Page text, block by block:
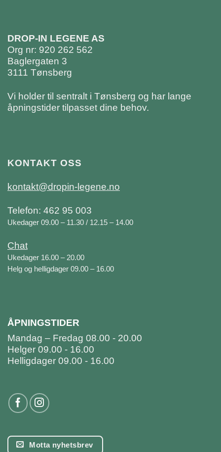
DROP-IN LEGENE AS
Org nr: 920 262 562
Baglergaten 3
3111 Tønsberg
Vi holder til sentralt i Tønsberg og har lange
åpningstider tilpasset dine behov.
KONTAKT OSS
kontakt@dropin-legene.no
Telefon: 462 95 003
Ukedager 09.00 – 11.30 / 12.15 – 14.00
Chat
Ukedager 16.00 – 20.00
Helg og helligdager 09.00 – 16.00
ÅPNINGSTIDER
Mandag – Fredag 08.00 - 20.00
Helger 09.00 - 16.00
Helligdager 09.00 - 16.00
Motta nyhetsbrev